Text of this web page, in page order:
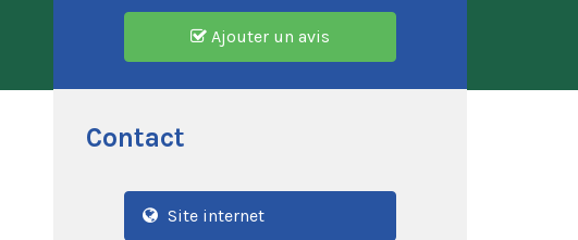
Ajouter un avis
Contact
Site internet